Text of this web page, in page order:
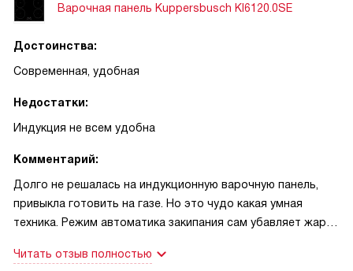
Варочная панель Kuppersbusch KI6120.0SE
Достоинства:
Современная, удобная
Недостатки:
Индукция не всем удобна
Комментарий:
Долго не решалась на индукционную варочную панель,
привыкла готовить на газе. Но это чудо какая умная
техника. Режим автоматика закипания сам убавляет жар
быстро довести до максимальной температуры, на
Читать отзыв полностью